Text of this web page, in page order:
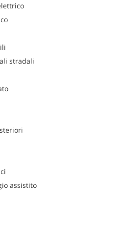
stradali
assistito